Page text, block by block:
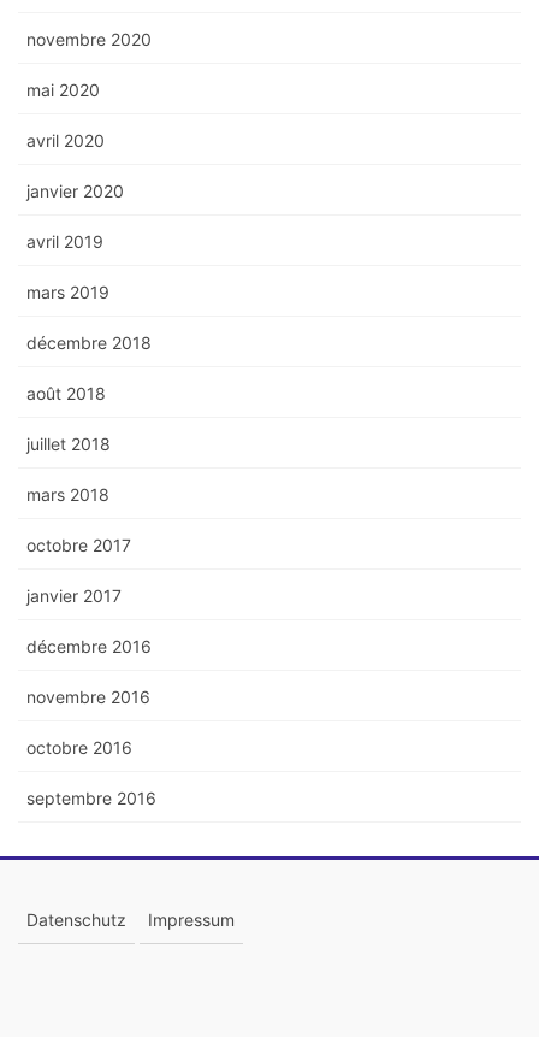
novembre 2020
mai 2020
avril 2020
janvier 2020
avril 2019
mars 2019
décembre 2018
août 2018
juillet 2018
mars 2018
octobre 2017
janvier 2017
décembre 2016
novembre 2016
octobre 2016
septembre 2016
Datenschutz Impressum